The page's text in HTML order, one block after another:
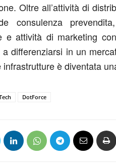
Oltre all’attività di
consulenza
e attività di marketing
differenziarsi in un
infrastrutture è diventata
DotForce